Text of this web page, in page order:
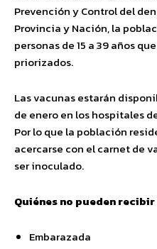
Prevención y Control del
Provincia y Nación, la
personas de 15 a 39 años
priorizados.
Las vacunas estarán
de enero en los hospitales
Por lo que la población
acercarse con el carnet de
ser inoculado.
Quiénes no pueden
Embarazada